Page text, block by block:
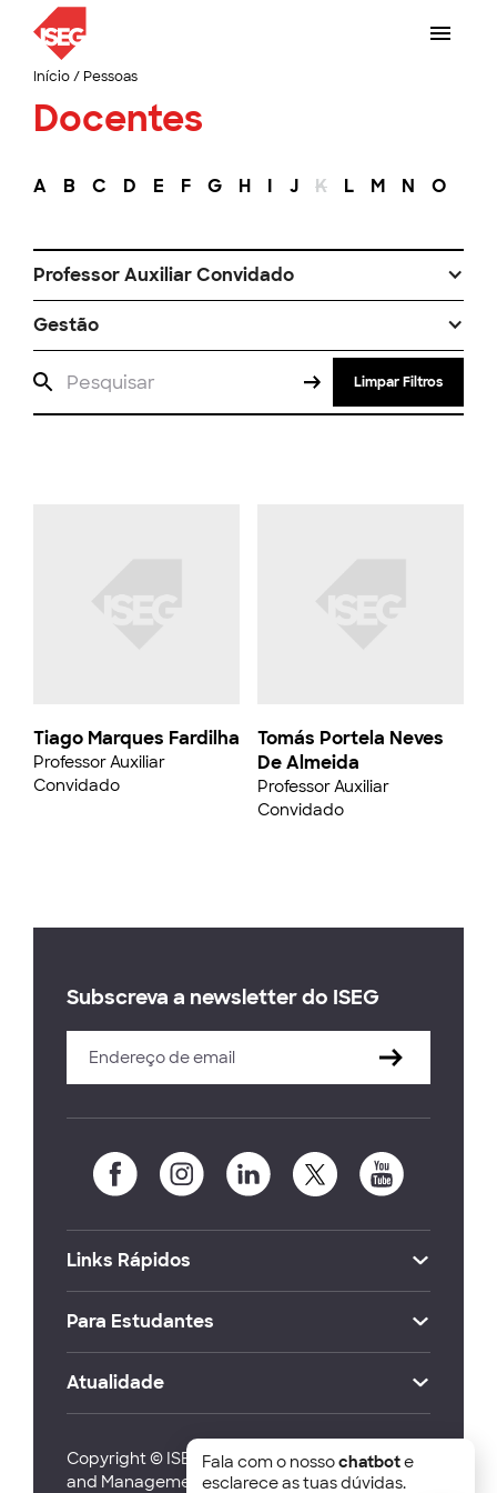
Início/ Pessoas
Docentes
A B C D E F G H I J K L M N O
Professor Auxiliar Convidado
Gestão
Limpar Filtros
Tiago Marques Fardilha
Professor Auxiliar
Convidado
Tomás Portela Neves
De Almeida
Professor Auxiliar
Convidado
Subscreva a newsletter do ISEG
Links Rápidos
Para Estudantes
Atualidade
Copyright © ISEG Lisbon School of Economics
and Management 2026
Fala com o nossochatbote
esclarece as tuas dúvidas.